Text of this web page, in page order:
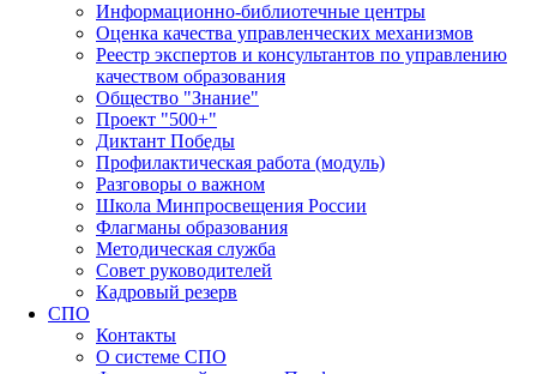
Информационно-библиотечные центры
Оценка качества управленческих механизмов
Реестр экспертов и консультантов по управлению
качеством образования
Общество "Знание"
Проект "500+"
Диктант Победы
Профилактическая работа (модуль)
Разговоры о важном
Школа Минпросвещения России
Флагманы образования
Методическая служба
Совет руководителей
Кадровый резерв
СПО
Контакты
О системе СПО